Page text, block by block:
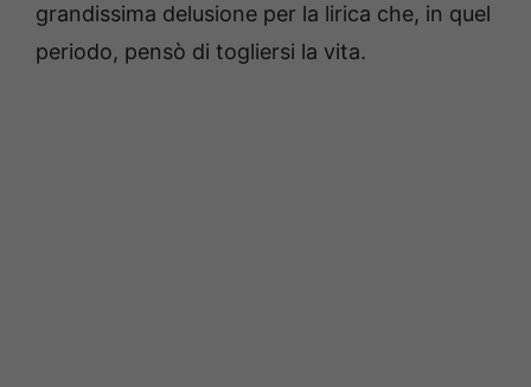
grandissima delusione per la lirica che, in quel
periodo, pensò di togliersi la vita.